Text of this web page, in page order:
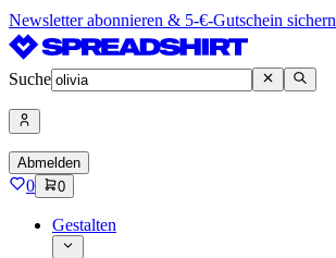
Newsletter abonnieren & 5-€-Gutschein sichern
Suche
Abmelden
0 0
Gestalten